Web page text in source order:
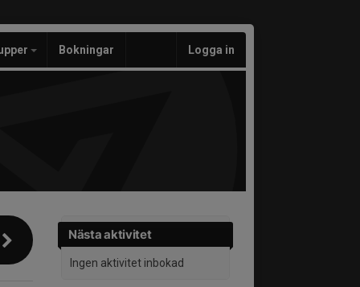
Bokningar Logga in
Nästa aktivitet
Ingen aktivitet inbokad